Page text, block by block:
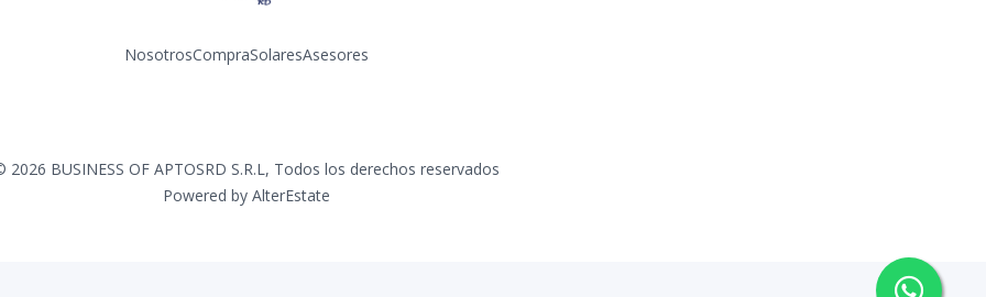
NosotrosCompraSolaresAsesores
2026 BUSINESS OF APTOSRD S.R.L, Todos los derechos reservados
Powered by AlterEstate